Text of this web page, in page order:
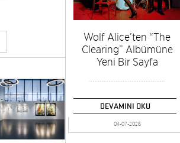
Wolf Alice’ten “The
Clearing” Albümüne
Yeni Bir Sayfa
DEVAMINI OKU
04-07-2026